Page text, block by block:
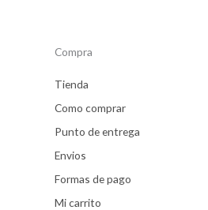
Compra
Tienda
Como comprar
Punto de entrega
Envios
Formas de pago
Mi carrito